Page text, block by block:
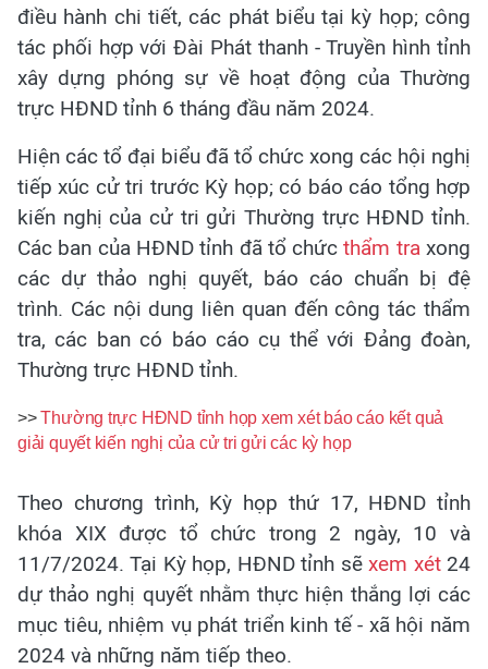
điều hành chi tiết, các phát biểu tại kỳ họp; công
tác phối hợp với Đài Phát thanh - Truyền hình tỉnh
xây dựng phóng sự về hoạt động của Thường
trực HĐND tỉnh 6 tháng đầu năm 2024.
Hiện các tổ đại biểu đã tổ chức xong các hội nghị
tiếp xúc cử tri trước Kỳ họp; có báo cáo tổng hợp
kiến nghị của cử tri gửi Thường trực HĐND tỉnh.
Các ban của HĐND tỉnh đã tổ chứcthẩm traxong
các dự thảo nghị quyết, báo cáo chuẩn bị đệ
trình. Các nội dung liên quan đến công tác thẩm
tra, các ban có báo cáo cụ thể với Đảng đoàn,
Thường trực HĐND tỉnh.
>>Thường trực HĐND tỉnh họp xem xét báo cáo kết quả
giải quyết kiến nghị của cử tri gửi các kỳ họp
Theo chương trình, Kỳ họp thứ 17, HĐND tỉnh
khóa XIX được tổ chức trong 2 ngày, 10 và
11/7/2024. Tại Kỳ họp, HĐND tỉnh sẽxem xét24
dự thảo nghị quyết nhằm thực hiện thắng lợi các
mục tiêu, nhiệm vụ phát triển kinh tế - xã hội năm
2024 và những năm tiếp theo.